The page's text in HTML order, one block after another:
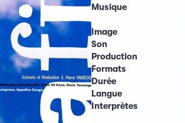
Musique
Image
Son
Production
Formats
Durée
Langue
Interprètes